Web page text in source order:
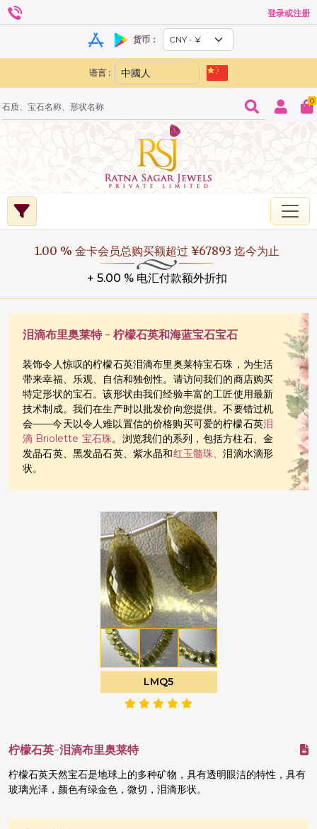
登录或注册
货币：
语言 :
0
1.00 % 金卡会员总购买额超过 ¥67893 迄今为止
+ 5.00 % 电汇付款额外折扣
泪滴布里奥莱特 - 柠檬石英和海蓝宝石宝石
装饰令人惊叹的柠檬石英泪滴布里奥莱特宝石珠，为生活
带来幸福、乐观、自信和独创性。请访问我们的商店购买
特定形状的宝石。该形状由我们经验丰富的工匠使用最新
技术制成。我们在生产时以批发价向您提供。不要错过机
会——今天以令人难以置信的价格购买可爱的柠檬石英泪
滴 Briolette 宝石珠。浏览我们的系列，包括方柱石、金
发晶石英、黑发晶石英、紫水晶和红玉髓珠、泪滴水滴形
状。
LMQ5
柠檬石英-泪滴布里奥莱特
柠檬石英天然宝石是地球上的多种矿物，具有透明眼洁的特性，具有
玻璃光泽，颜色有绿金色，微切，泪滴形状。